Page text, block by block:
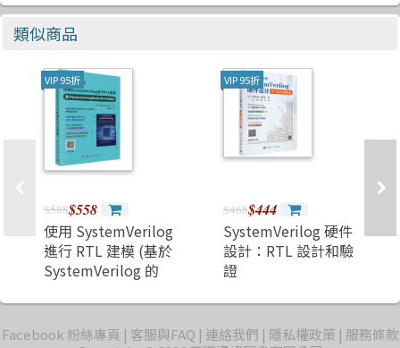
類似商品
VIP 95折
$588$558
使用 SystemVerilog
進行 RTL 建模 (基於
SystemVerilog 的
VIP 95折
$468$444
SystemVerilog 硬件
設計：RTL 設計和驗
證
Facebook 粉絲專頁 客服與FAQ 連絡我們 隱私權政策
服務條款